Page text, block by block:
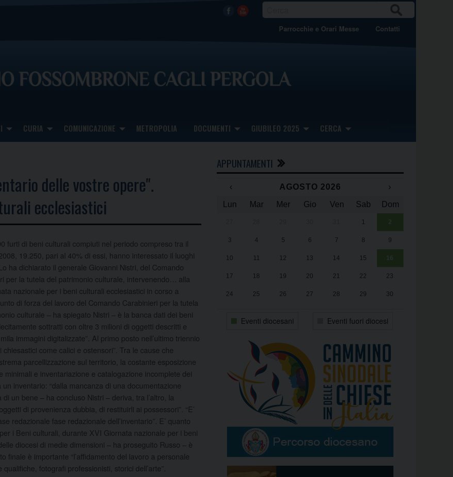
Facebook
Youtube CA
Parrocchie e Orari Messe Contatti
CURIA COMUNICAZIONE METROPOLIA DOCUMENTI GIUBILEO 2025 CERCA
delle vostre opere".
ecclesiastici
furti di beni culturali compiuti nel periodo compreso tra il
19.250, pari al 40% di essi, hanno interessato il luoghi
ha dichiarato il generale Giovanni Nistri, del Comando
per la tutela del patrimonio culturale, intervenendo…
alla
nazionale per i beni culturali ecclesiastici in corso a
di forza del lavoro del Comando Carabinieri per la tutela
culturale – ha spiegato Nistri – è la banca dati dei beni
sottratti con oltre 3 milioni di oggetti descritti e
immagini digitalizzate”. Al primo posto nell’ultimo triennio
come calici e ostensori”. Tra le cause che
parcellizzazione sul territorio, la costante esposizione
e inventariazione e catalogazione incomplete dei
inventario: “dalla mancanza di una documentazione
un bene – ha concluso Nistri – deriva, tra l’altro, la
di provenienza dubbia, di restituirli ai possessori”. “E’
redazionale fase redazionale dell’inventario”. E’ quanto
i Beni culturali, durante XVI Giornata nazionale per i beni
diocesi di medie dimensioni – ha proseguito Russo – è
finale è importante “l’affidamento del lavoro a personale
fotografi professionisti, storici dell’arte”.
APPUNTAMENTI
‹ AGOSTO 2026
›
Lun
Mar Mer Gio Ven Sab Dom
1 2
3 4 5 6 7 8 9
10 11 12 13 14 15 16
17 18 19 20 21 22 23
24 25 26 27 28 29 30
Eventi diocesani Eventi fuori diocesi